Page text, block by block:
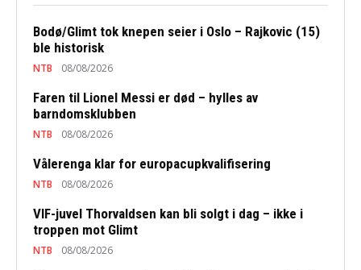
Bodø/Glimt tok knepen seier i Oslo – Rajkovic (15)
ble historisk
NTB 08/08/2026
Faren til Lionel Messi er død – hylles av
barndomsklubben
NTB 08/08/2026
Vålerenga klar for europacupkvalifisering
NTB 08/08/2026
VIF-juvel Thorvaldsen kan bli solgt i dag – ikke i
troppen mot Glimt
NTB 08/08/2026